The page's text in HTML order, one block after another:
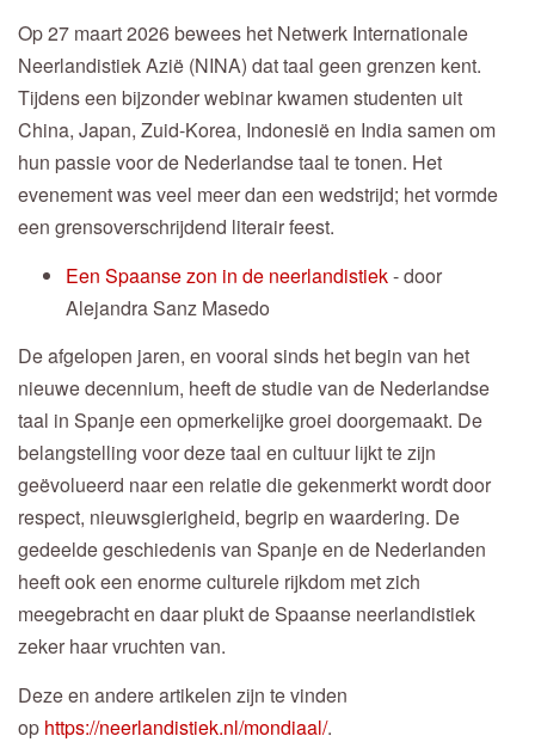
Op 27 maart 2026 bewees het Netwerk Internationale
Neerlandistiek Azië (NINA) dat taal geen grenzen kent.
Tijdens een bijzonder webinar kwamen studenten uit
China, Japan, Zuid-Korea, Indonesië en India samen om
hun passie voor de Nederlandse taal te tonen. Het
evenement was veel meer dan een wedstrijd; het vormde
een grensoverschrijdend literair feest.
Een Spaanse zon in de neerlandistiek- door
Alejandra Sanz Masedo
De afgelopen jaren, en vooral sinds het begin van het
nieuwe decennium, heeft de studie van de Nederlandse
taal in Spanje een opmerkelijke groei doorgemaakt. De
belangstelling voor deze taal en cultuur lijkt te zijn
geëvolueerd naar een relatie die gekenmerkt wordt door
respect, nieuwsgierigheid, begrip en waardering. De
gedeelde geschiedenis van Spanje en de Nederlanden
heeft ook een enorme culturele rijkdom met zich
meegebracht en daar plukt de Spaanse neerlandistiek
zeker haar vruchten van.
Deze en andere artikelen zijn te vinden
op https://neerlandistiek.nl/mondiaal/.